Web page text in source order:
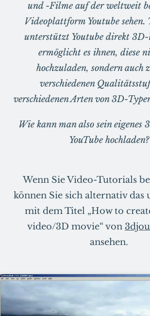
und -Filme auf der weltweit
Videoplattform Youtube sehen.
unterstützt Youtube direkt 3D-
ermöglicht es ihnen, diese
hochzuladen, sondern auch
verschiedenen
verschiedenen Arten von 3D-
Wie kann man also sein eigenes
YouTube hochladen?
Wenn Sie Video-Tutorials
können Sie sich alternativ das
mit dem Titel „How to
video/3D movie“ von
ansehen.